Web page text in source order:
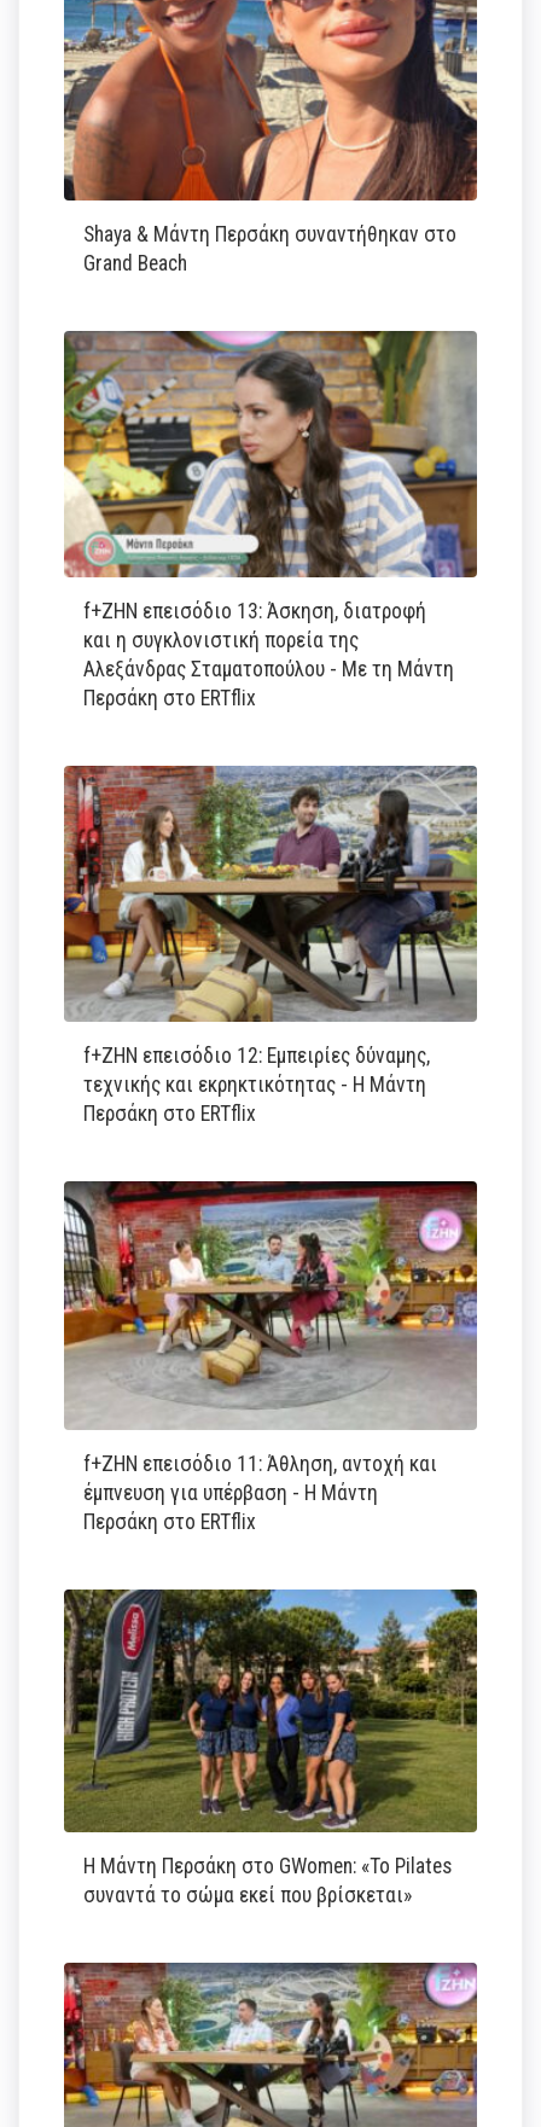
Shaya & Μάντη Περσάκη συναντήθηκαν στο
Grand Beach
f+ΖΗΝ επεισόδιο 13: Άσκηση, διατροφή
και η συγκλονιστική πορεία της
Αλεξάνδρας Σταματοπούλου - Με τη Μάντη
Περσάκη στο ERTflix
f+ΖΗΝ επεισόδιο 12: Εμπειρίες δύναμης,
τεχνικής και εκρηκτικότητας - Η Μάντη
Περσάκη στο ERTflix
f+ΖΗΝ επεισόδιο 11: Άθληση, αντοχή και
έμπνευση για υπέρβαση - Η Μάντη
Περσάκη στο ERTflix
Η Μάντη Περσάκη στο GWomen: «Το Pilates
συναντά το σώμα εκεί που βρίσκεται»